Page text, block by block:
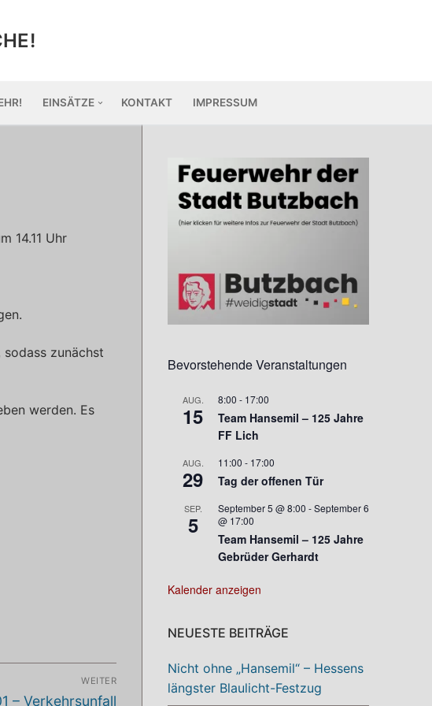
EINSÄTZE KONTAKT IMPRESSUM
14.11 Uhr
zunächst
werden. Es
WEITER
– Verkehrsunfall
Bevorstehende Veranstaltungen
AUG.
15
8:00 - 17:00
Team Hansemil – 125 Jahre
FF Lich
AUG.
29
11:00 - 17:00
Tag der offenen Tür
SEP.
5
September 5 @ 8:00 -September 6
@ 17:00
Team Hansemil – 125 Jahre
Gebrüder Gerhardt
Kalender anzeigen
NEUESTE BEITRÄGE
Nicht ohne „Hansemil“ – Hessens
längster Blaulicht-Festzug